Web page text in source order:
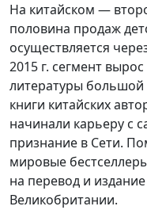
На китайском —
половина продаж
осуществляется
2015 г. сегмент
литературы
книги китайских
начинали карьеру с
признание в Сети.
мировые
на перевод и
Великобритании.